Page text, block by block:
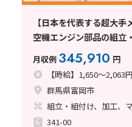
【日本を代表する超大
空機エンジン部品の組立
万円以上可／基本土日祝
月収例 345,910 円
【時給】1,650～2,063円
群馬県富岡市
341-00